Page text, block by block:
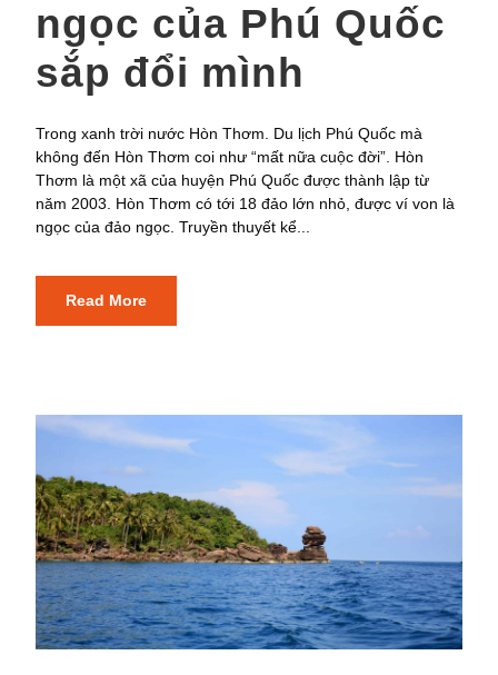
ngọc của Phú Quốc
sắp đổi mình
Trong xanh trời nước Hòn Thơm. Du lịch Phú Quốc mà
không đến Hòn Thơm coi như “mất nữa cuộc đời”. Hòn
Thơm là một xã của huyện Phú Quốc được thành lập từ
năm 2003. Hòn Thơm có tới 18 đảo lớn nhỏ, được ví von là
ngọc của đảo ngọc. Truyền thuyết kể...
Read More